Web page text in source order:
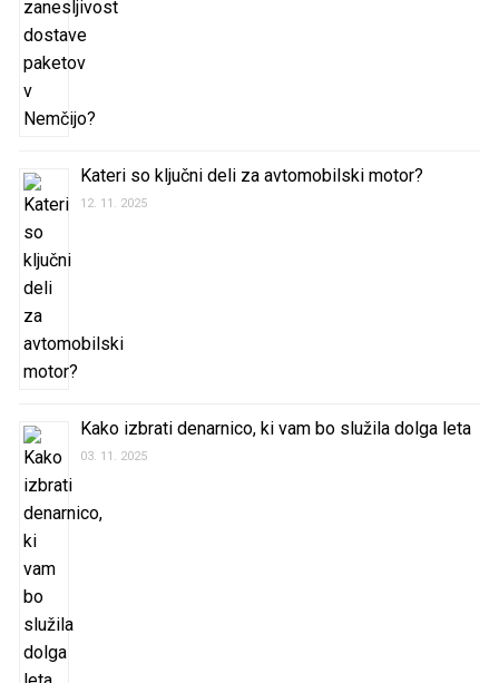
Kateri so ključni deli za avtomobilski motor?
12. 11. 2025
Kako izbrati denarnico, ki vam bo služila dolga leta
03. 11. 2025